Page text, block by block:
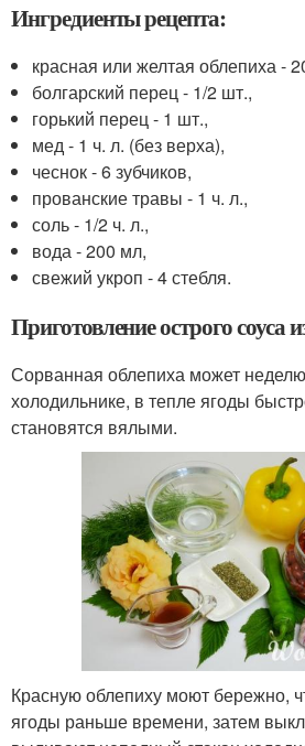
Ингредиенты рецепта:
красная или желтая облепиха -
болгарский перец - 1/2 шт.,
горький перец - 1 шт.,
мед - 1 ч. л. (без верха),
чеснок - 6 зубчиков,
прованские травы - 1 ч. л.,
соль - 1/2 ч. л.,
вода - 200 мл,
свежий укроп - 4 стебля.
Приготовление острого соуса
Сорванная облепиха может
холодильнике, в тепле ягоды
становятся вялыми.
Красную облепиху моют бережно,
ягоды раньше времени, затем